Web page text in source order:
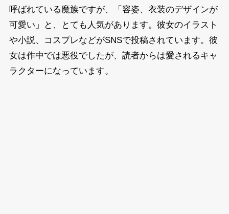
呼ばれている魔族ですが、「容姿、衣装のデザインが
可愛い」と、とても人気があります。彼女のイラスト
や小説、コスプレなどがSNSで投稿されています。彼
女は作中では悪役でしたが、読者からは愛されるキャ
ラクターになっています。